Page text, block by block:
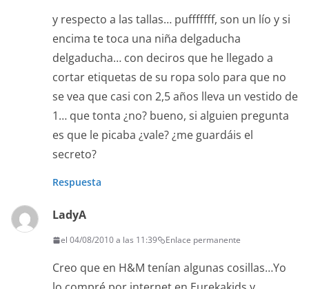
y respecto a las tallas… pufffffff, son un lío y si
encima te toca una niña delgaducha
delgaducha… con deciros que he llegado a
cortar etiquetas de su ropa solo para que no
se vea que casi con 2,5 años lleva un vestido de
1… que tonta ¿no? bueno, si alguien pregunta
es que le picaba ¿vale? ¿me guardáis el
secreto?
Respuesta
LadyA
el 04/08/2010 a las 11:39 Enlace permanente
Creo que en H&M tenían algunas cosillas…Yo